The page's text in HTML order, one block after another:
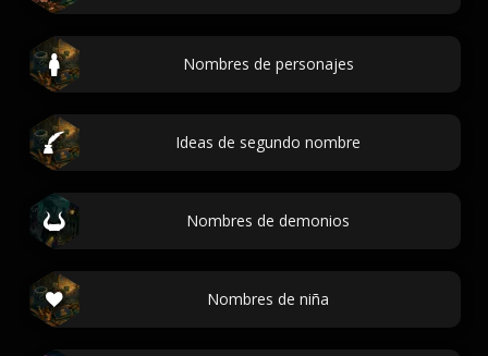
Nombres de personajes
Ideas de segundo nombre
Nombres de demonios
Nombres de niña